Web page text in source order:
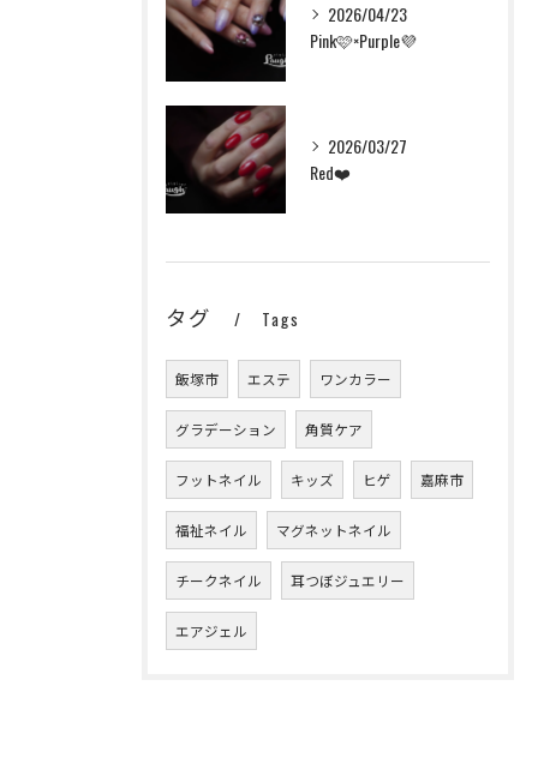
2026/04/23
Pink🩷×Purple💜
2026/03/27
Red❤️
タグ Tags
飯塚市 エステ ワンカラー
グラデーション 角質ケア
フットネイル キッズ ヒゲ 嘉麻市
福祉ネイル マグネットネイル
チークネイル 耳つぼジュエリー
エアジェル